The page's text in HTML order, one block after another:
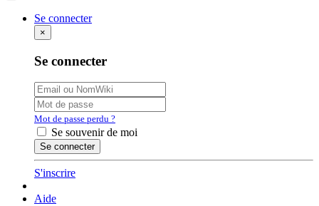
Se connecter
×
Se connecter
Mot de passe perdu ?
Se souvenir de moi
S'inscrire
Aide